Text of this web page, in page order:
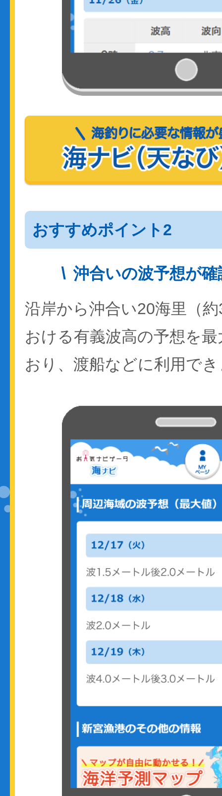
おすすめポイント2
沖合いの波予想が
沿岸から沖合い20海里（
おける有義波高の予想を
おり、渡船などに利用で